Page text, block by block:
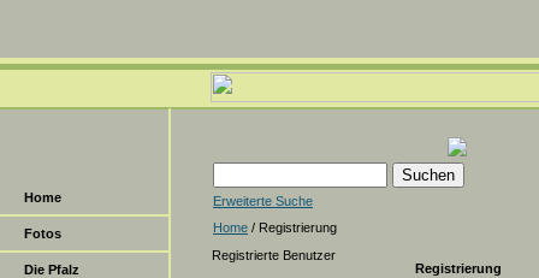
Home
Fotos
Die Pfalz
Erweiterte Suche
Home / Registrierung
Registrierte Benutzer
Registrierung